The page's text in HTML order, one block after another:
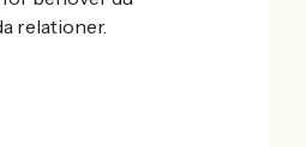
relationer.